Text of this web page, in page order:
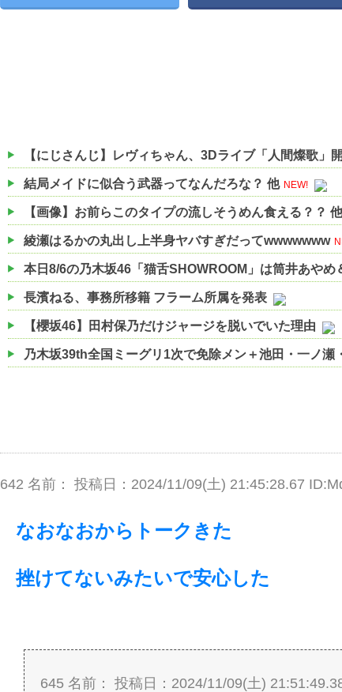
結局メイドに似合う武器ってなんだろな？ 他 NEW!
【画像】お前らこのタイプの流しそうめん食える？？ 他
綾瀬はるかの丸出し上半身ヤバすぎだってwwwwwww
本日8/6の乃木坂46「猫舌SHOWROOM」は筒井あやめ
長濱ねる、事務所移籍 フラーム所属を発表
【櫻坂46】田村保乃だけジャージを脱いでいた理由
乃木坂39th全国ミーグリ1次で免除メン＋池田・一ノ瀬
【朗報】増田三莉音さんの生足wwwwwwwwwwww
【朗報】増田三莉音さんの生足wwwwwwwwwwww
筒井あやめ、アレをチラリ。こういう偶然の方が官能的
642 名前： 投稿日：2024/11/09(土) 21:45:28.67
なおなおからトークきた
挫けてないみたいで安心した
645 名前： 投稿日：2024/11/09(土)